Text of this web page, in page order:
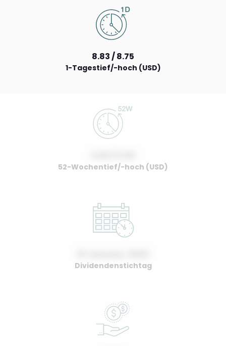
8.83 / 8.75
1-Tagestief/-hoch (USD)
52-Wochentief/-hoch (USD)
Dividendenstichtag